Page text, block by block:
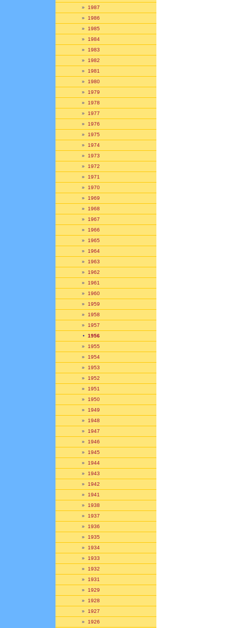
» 1987
» 1986
» 1985
» 1984
» 1983
» 1982
» 1981
» 1980
» 1979
» 1978
» 1977
» 1976
» 1975
» 1974
» 1973
» 1972
» 1971
» 1970
» 1969
» 1968
» 1967
» 1966
» 1965
» 1964
» 1963
» 1962
» 1961
» 1960
» 1959
» 1958
» 1957
• 1956
» 1955
» 1954
» 1953
» 1952
» 1951
» 1950
» 1949
» 1948
» 1947
» 1946
» 1945
» 1944
» 1943
» 1942
» 1941
» 1938
» 1937
» 1936
» 1935
» 1934
» 1933
» 1932
» 1931
» 1929
» 1928
» 1927
» 1926